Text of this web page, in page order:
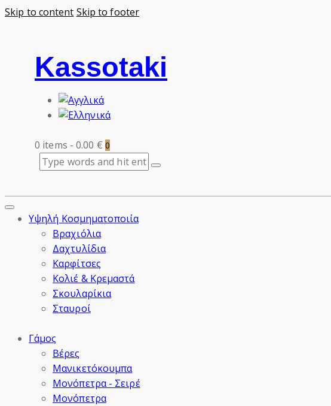
Skip to content Skip to footer
Kassotaki
0 items - 0.00 € 0
Υψηλή Κοσμηματοποιία
Βραχιόλια
Δαχτυλίδια
Καρφίτσες
Κολιέ & Κρεμαστά
Σκουλαρίκια
Σταυροί
Γάμος
Βέρες
Μανικετόκουμπα
Μονόπετρα - Σειρέ
Μονόπετρα